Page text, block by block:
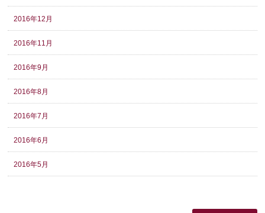
2016年12月
2016年11月
2016年9月
2016年8月
2016年7月
2016年6月
2016年5月